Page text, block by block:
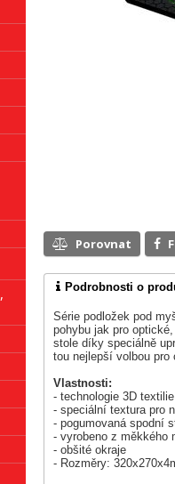
Porovnat
Podrobnosti o
Série podložek pod
pohybu jak pro
stole díky speciálně
tou nejlepší volbou pro
Vlastnosti:
- technologie 3D textilie
- speciální textura pro
- pogumovaná spodní
- vyrobeno z měkkého
- obšité okraje
- Rozměry: